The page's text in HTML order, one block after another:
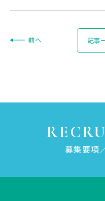
記事
前へ
募集要項